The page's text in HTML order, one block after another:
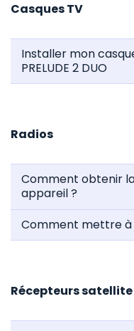
Casques TV
Installer mon casque
PRELUDE 2 DUO
Radios
Comment obtenir
appareil ?
Comment mettre à
Récepteurs satellite